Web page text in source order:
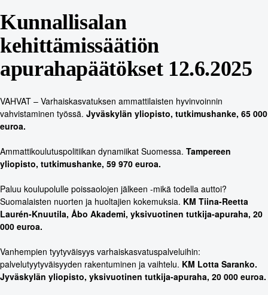
Kunnallisalan
kehittämissäätiön
apurahapäätökset 12.6.2025
VAHVAT – Varhaiskasvatuksen ammattilaisten hyvinvoinnin
vahvistaminen työssä. Jyväskylän yliopisto, tutkimushanke, 65 000
euroa.
Ammattikoulutuspolitiikan dynamiikat Suomessa. Tampereen
yliopisto, tutkimushanke, 59 970 euroa.
Paluu koulupolulle poissaolojen jälkeen -mikä todella auttoi?
Suomalaisten nuorten ja huoltajien kokemuksia. KM Tiina-Reetta
Laurén-Knuutila, Åbo Akademi, yksivuotinen tutkija-apuraha, 20
000 euroa.
Vanhempien tyytyväisyys varhaiskasvatuspalveluihin:
palvelutyytyväisyyden rakentuminen ja vaihtelu. KM Lotta Saranko.
Jyväskylän yliopisto, yksivuotinen tutkija-apuraha, 20 000 euroa.